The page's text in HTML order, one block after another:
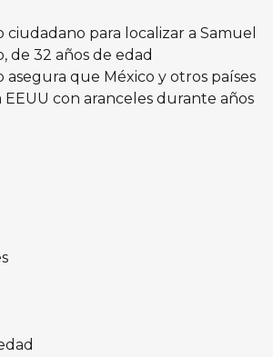
ciudadano para localizar a Samuel
de 32 años de edad
que México y otros países
con aranceles durante años